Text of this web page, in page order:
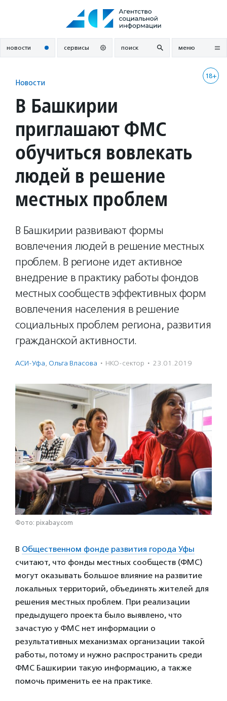
новости сервисы поиск меню
18+
Новости
В Башкирии
приглашают ФМС
обучиться вовлекать
людей в решение
местных проблем
В Башкирии развивают формы
вовлечения людей в решение местных
проблем. В регионе идет активное
внедрение в практику работы фондов
местных сообществ эффективных форм
вовлечения населения в решение
социальных проблем региона, развития
гражданской активности.
АСИ-Уфа, Ольга Власова · НКО-сектор · 23.01.2019
Фото: pixabay.com
В Общественном фонде развития города Уфы
считают, что фонды местных сообществ (ФМС)
могут оказывать большое влияние на развитие
локальных территорий, объединять жителей для
решения местных проблем. При реализации
предыдущего проекта было выявлено, что
зачастую у ФМС нет информации о
результативных механизмах организации такой
работы, потому и нужно распространить среди
ФМС Башкирии такую информацию, а также
помочь применить ее на практике.